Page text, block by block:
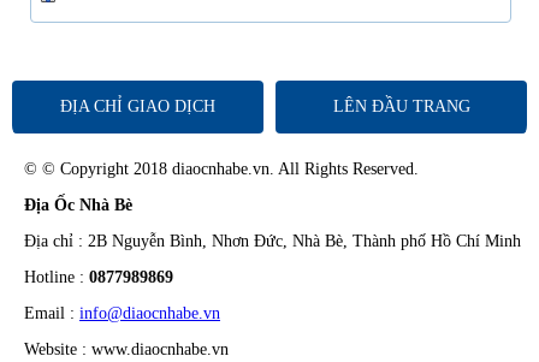
ĐỊA CHỈ GIAO DỊCH LÊN ĐẦU TRANG
© © Copyright 2018 diaocnhabe.vn. All Rights Reserved.
Địa Ốc Nhà Bè
Địa chỉ : 2B Nguyễn Bình, Nhơn Đức, Nhà Bè, Thành phố Hồ Chí Minh
Hotline : 0877989869
Email : info@diaocnhabe.vn
Website : www.diaocnhabe.vn